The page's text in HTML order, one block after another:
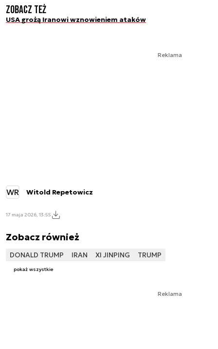
Zobacz też
USA grożą Iranowi wznowieniem ataków
Reklama
WR Witold Repetowicz
17 maja 2026, 13:55
Zobacz również
DONALD TRUMP IRAN XI JINPING TRUMP
pokaż wszystkie
Reklama